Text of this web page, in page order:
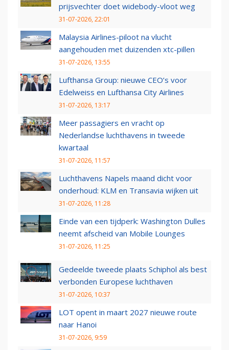
prijsvechter doet widebody-vloot weg
31-07-2026, 22:01
Malaysia Airlines-piloot na vlucht
aangehouden met duizenden xtc-pillen
31-07-2026, 13:55
Lufthansa Group: nieuwe CEO’s voor
Edelweiss en Lufthansa City Airlines
31-07-2026, 13:17
Meer passagiers en vracht op
Nederlandse luchthavens in tweede
kwartaal
31-07-2026, 11:57
Luchthavens Napels maand dicht voor
onderhoud: KLM en Transavia wijken uit
31-07-2026, 11:28
Einde van een tijdperk: Washington Dulles
neemt afscheid van Mobile Lounges
31-07-2026, 11:25
Gedeelde tweede plaats Schiphol als best
verbonden Europese luchthaven
31-07-2026, 10:37
LOT opent in maart 2027 nieuwe route
naar Hanoi
31-07-2026, 9:59